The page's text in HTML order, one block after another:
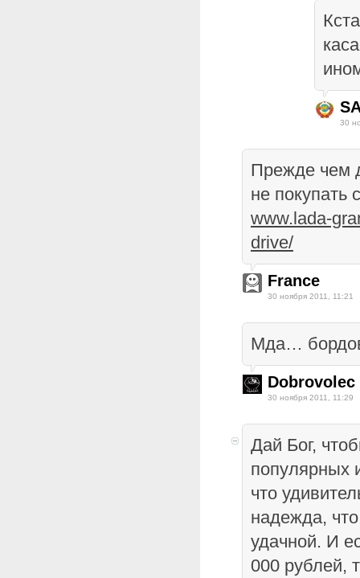
30
Прежде чем
не покупать
www.lada-
drive/
France
30 ноября 2011, 11:21
Мда…
Dobrovolec
30 ноября 2011, 11:29
Дай Бог,
популярных
что
надежда,
удачной. И
000 рублей,